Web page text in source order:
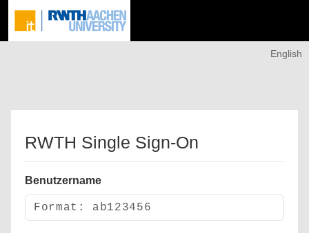
English
RWTH Single Sign-On
Benutzername